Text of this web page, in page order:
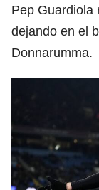
Pep Guardiola
dejando en el
Donnarumma.